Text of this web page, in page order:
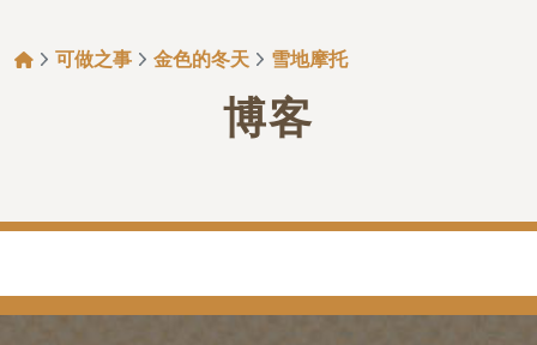
面包屑
可做之事 金色的冬天 雪地摩托
博客